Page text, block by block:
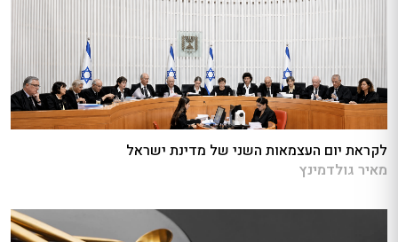
לקראת יום העצמאות השני של מדינת ישראל
מאיר גולדמינץ